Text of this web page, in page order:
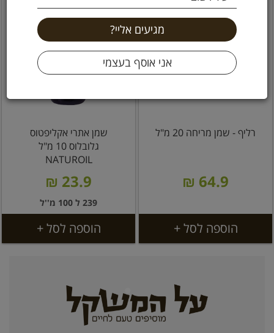
רליף - שמן מריחה 20 מ"ל
64.9 ₪
הוספה לסל +
שמן אתרי אקליפטוס
גלובלוס 10 מ"ל
NATUROIL
23.9 ₪
239 ל 100 מ''ל
הוספה לסל +